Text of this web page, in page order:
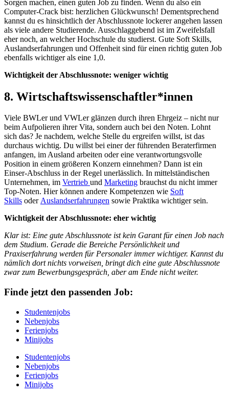
Sorgen machen, einen guten Job zu finden. Wenn du also ein
Computer-Crack bist: herzlichen Glückwunsch! Dementsprechend
kannst du es hinsichtlich der Abschlussnote lockerer angehen lassen
als viele andere Studierende. Ausschlaggebend ist im Zweifelsfall
eher noch, an welcher Hochschule du studierst. Gute Soft Skills,
Auslandserfahrungen und Offenheit sind für einen richtig guten Job
ebenfalls wichtiger als eine 1,0.
Wichtigkeit der Abschlussnote: weniger wichtig
8. Wirtschaftswissenschaftler*innen
Viele BWLer und VWLer glänzen durch ihren Ehrgeiz – nicht nur
beim Aufpolieren ihrer Vita, sondern auch bei den Noten. Lohnt
sich das? Je nachdem, welche Stelle du ergreifen willst, ist das
durchaus wichtig. Du willst bei einer der führenden Beraterfirmen
anfangen, im Ausland arbeiten oder eine verantwortungsvolle
Position in einem größeren Konzern einnehmen? Dann ist ein
Einser-Abschluss in der Regel unerlässlich. In mittelständischen
Unternehmen, im Vertrieb und Marketing brauchst du nicht immer
Top-Noten. Hier können andere Kompetenzen wie Soft
Skills oderAuslandserfahrungen sowie Praktika wichtiger sein.
Wichtigkeit der Abschlussnote: eher wichtig
Klar ist: Eine gute Abschlussnote ist kein Garant für einen Job nach
dem Studium. Gerade die Bereiche Persönlichkeit und
Praxiserfahrung werden für Personaler immer wichtiger. Kannst du
nämlich dort nichts vorweisen, bringt dich eine gute Abschlussnote
zwar zum Bewerbungsgespräch, aber am Ende nicht weiter.
Finde jetzt den passenden Job:
Studentenjobs
Nebenjobs
Ferienjobs
Minijobs
Studentenjobs
Nebenjobs
Ferienjobs
Minijobs